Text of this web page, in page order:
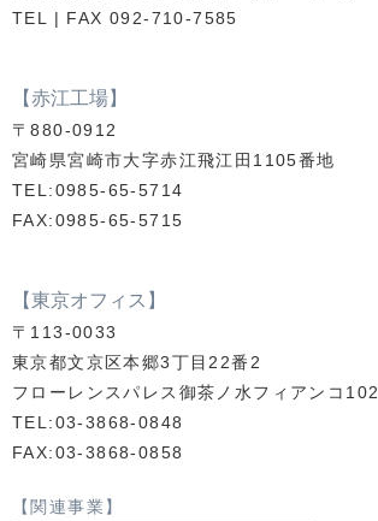
TEL | FAX 092-710-7585
【赤江工場】
〒880-0912
宮崎県宮崎市大字赤江飛江田1105番地
TEL:0985-65-5714
FAX:0985-65-5715
【東京オフィス】
〒113-0033
東京都文京区本郷3丁目22番2
フローレンスパレス御茶ノ水フィアンコ102
TEL:03-3868-0848
FAX:03-3868-0858
【関連事業】